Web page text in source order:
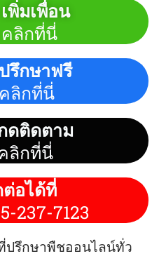
เพิ่มเพื่อน
คลิกที่นี่
ปรึกษาฟรี
คลิกที่นี่
ดติดตาม
ลิกที่นี่
อได้ที่
237-7123
ปรึกษาพืชออนไลน์ทั่ว